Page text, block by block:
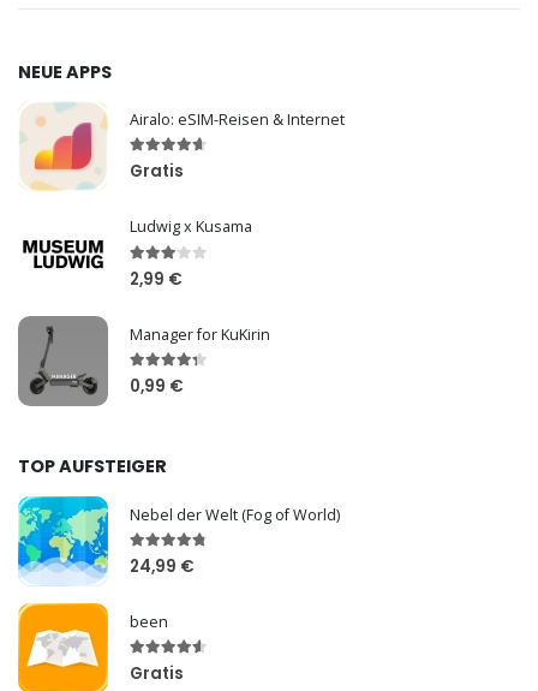
NEUE APPS
Airalo: eSIM-Reisen & Internet
Gratis
Ludwig x Kusama
2,99 €
Manager for KuKirin
0,99 €
TOP AUFSTEIGER
Nebel der Welt (Fog of World)
24,99 €
been
Gratis